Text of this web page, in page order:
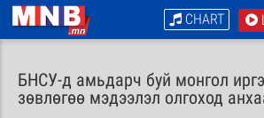
CHART
БНСУ-д амьдарч буй монгол
зөвлөгөө мэдээлэл олгоход